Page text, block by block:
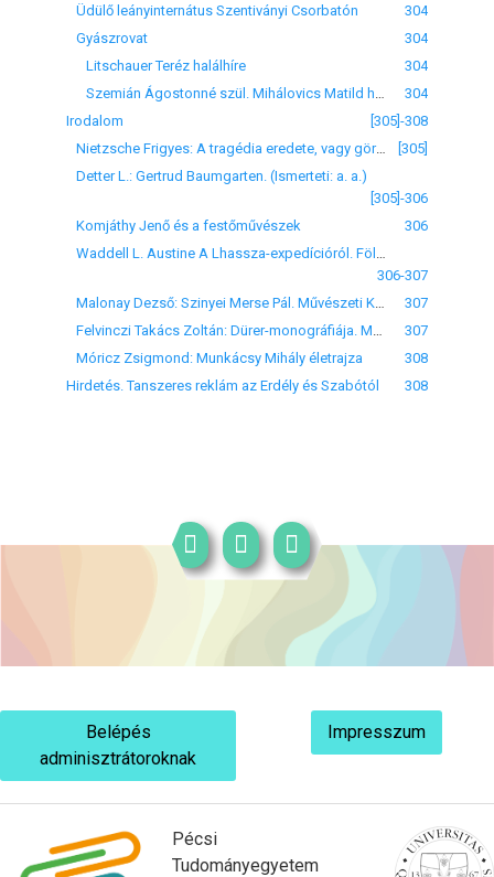
Üdülő leányinternátus Szentiványi Csorbatón
304
Gyászrovat
304
Litschauer Teréz halálhíre
304
304
Irodalom
[305]-308
Nietzsche Frigyes: A tragédia eredete, vagy görögség és pesszimizmus. Fordította: Fülep Lajos. (Ismerteti: a. a.)
[305]
Detter L.: Gertrud Baumgarten. (Ismerteti: a. a.)
[305]-306
Komjáthy Jenő és a festőművészek
306
306-307
307
307
Móricz Zsigmond: Munkácsy Mihály életrajza
308
Hirdetés. Tanszeres reklám az Erdély és Szabótól
308
Belépés
adminisztrátoroknak
Impresszum
Pécsi
Tudományegyetem